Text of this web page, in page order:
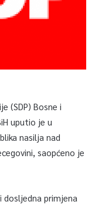
(SDP) Bosne i
uputio je u
nasilja nad
saopćeno je
primjena